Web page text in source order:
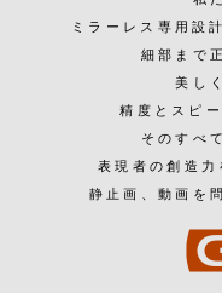
ミラーレス専用設
細部まで
美し
精度とスピ
そのすべ
表現者の創造力
静止画、動画を